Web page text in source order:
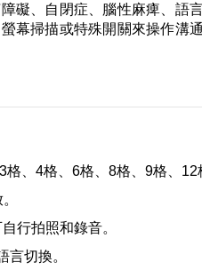
礙、自閉症、腦性麻痺、
幕掃描或特殊開關來操作溝通
、4格、6格、8格、9格、
行拍照和錄音。
言切換。